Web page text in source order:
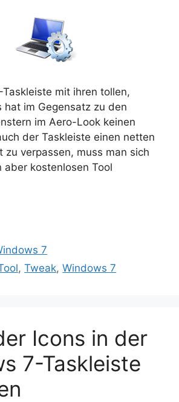
mit ihren tollen,
hat im Gegensatz zu den
im Aero-Look keinen
der Taskleiste einen netten
zu verpassen, muss man sich
aber kostenlosen Tool
7
,Tweak,Windows 7
Icons in der
7-Taskleiste